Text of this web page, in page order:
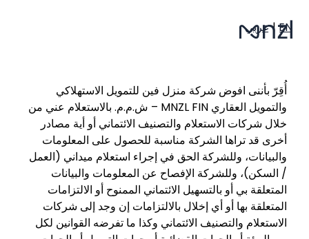
EN
|عربي
أُقِرّ بأننى افوض شركة منزل فين للتمويل الاستهلاكي
والتمويل العقاري MNZL FIN – ش.م.م. بالاستعلام عني من
خلال شركات الاستعلام والتصنيف الائتماني أو أية مصادر
أخرى قد تراها الشركة مناسبة للحصول على المعلومات
والبيانات، وللشركة الحق في إجراء استعلام ميداني (العمل
/ السكن)، وللشركة الإفصاح عن المعلومات والبيانات
المتعلقة بي أو بالتسهيل الائتماني الممنوح أو الالتزامات
المتعلقة بها أو أي إخلال بالالتزامات إن وجد إلى شركات
الاستعلام والتصنيف الائتماني وكذا ما تفرضه القوانين لكل